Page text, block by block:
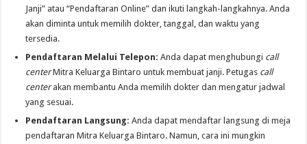
Janji” atau “Pendaftaran Online” dan ikuti langkah-langkahnya. Anda
akan diminta untuk memilih dokter, tanggal, dan waktu yang
tersedia.
Pendaftaran Melalui Telepon: Anda dapat menghubungi call
centerMitra Keluarga Bintaro untuk membuat janji. Petugas call
centerakan membantu Anda memilih dokter dan mengatur jadwal
yang sesuai.
Pendaftaran Langsung: Anda dapat mendaftar langsung di meja
pendaftaran Mitra Keluarga Bintaro. Namun, cara ini mungkin